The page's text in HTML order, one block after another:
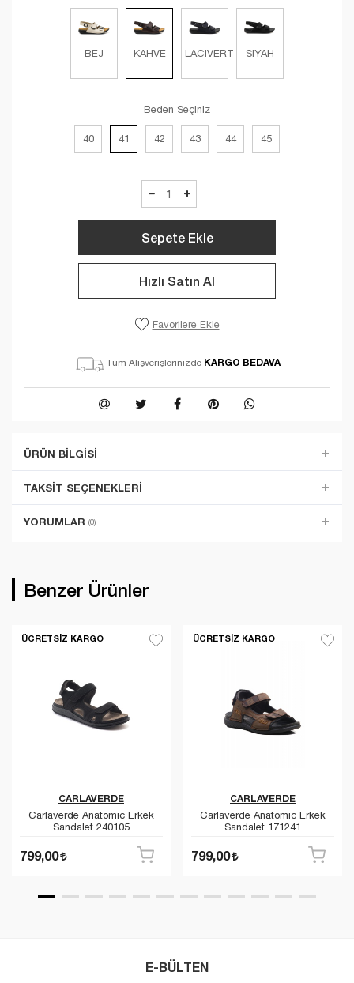
BEJ KAHVE LACIVERT SIYAH
Beden Seçiniz
40 41 42 43 44 45
Sepete Ekle
Hızlı Satın Al
Favorilere Ekle
Tüm Alışverişlerinizde KARGO BEDAVA
ÜRÜN BILGISI
TAKSIT SEÇENEKLERI
YORUMLAR (0)
Benzer Ürünler
ÜCRETSIZ KARGO
CARLAVERDE
Carlaverde Anatomic Erkek
Sandalet 240105
799,00
ÜCRETSIZ KARGO
CARLAVERDE
Carlaverde Anatomic Erkek
Sandalet 171241
799,00
E-BÜLTEN